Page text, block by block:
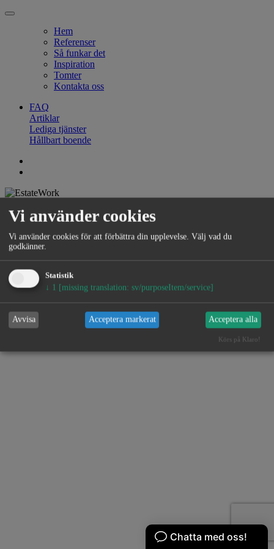
Hem
Referenser
Så funkar det
Inspiration
Tomter
Kontakta oss
FAQ
Artiklar
Lediga tjänster
Hållbart boende
FAQ | Artiklar | Lediga tjänster |
Vi använder cookies
Vi använder cookies för att förbättra din upplevelse. Välj vad du
godkänner.
Statistik
↓ 1 [missing translation: sv/purposeItem/service]
Avvisa Acceptera markerat Acceptera alla
Körs på Klaro!